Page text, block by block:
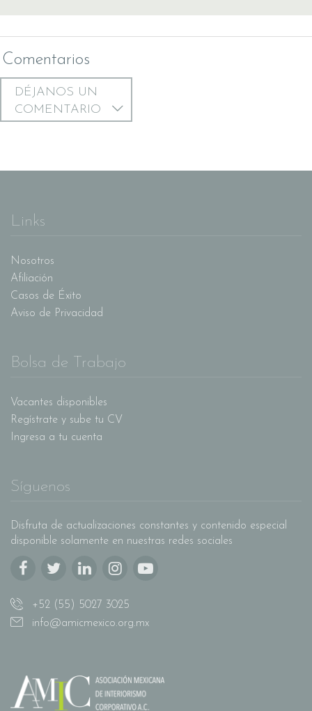
Comentarios
DÉJANOS UN
COMENTARIO
Links
Nosotros
Afiliación
Casos de Éxito
Aviso de Privacidad
Bolsa de Trabajo
Vacantes disponibles
Regístrate y sube tu CV
Ingresa a tu cuenta
Síguenos
Disfruta de actualizaciones constantes y contenido especial
disponible solamente en nuestras redes sociales
+52 (55) 5027 3025
info@amicmexico.org.mx